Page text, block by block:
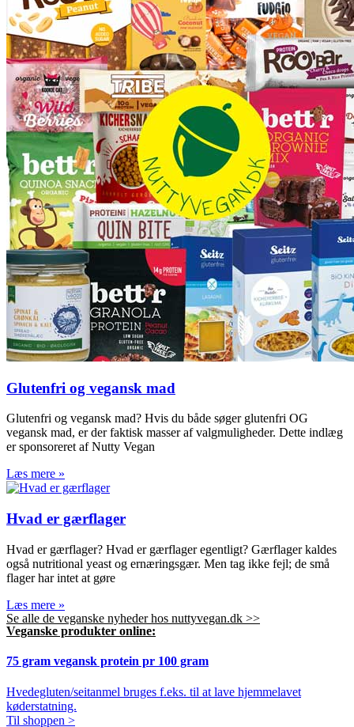
Glutenfri og vegansk mad
Glutenfri og vegansk mad? Hvis du både søger glutenfri OG
vegansk mad, er der faktisk masser af valgmuligheder. Dette indlæg
er sponsoreret af Nutty Vegan
Læs mere »
Hvad er gærflager
Hvad er gærflager? Hvad er gærflager egentligt? Gærflager kaldes
også nutritional yeast og ernæringsgær. Men tag ikke fejl; de små
flager har intet at gøre
Læs mere »
Se alle de veganske nyheder hos nuttyvegan.dk >>
Veganske produkter online:
75 gram vegansk protein pr 100 gram
Hvedegluten/seitanmel bruges f.eks. til at lave hjemmelavet
køderstatning.
Til shoppen >